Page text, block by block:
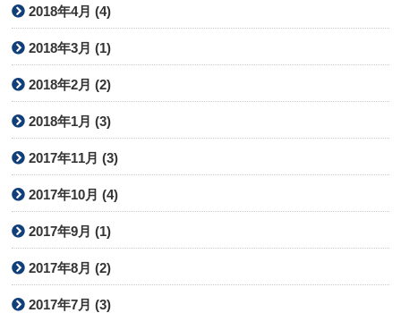
2018年4月 (4)
2018年3月 (1)
2018年2月 (2)
2018年1月 (3)
2017年11月 (3)
2017年10月 (4)
2017年9月 (1)
2017年8月 (2)
2017年7月 (3)